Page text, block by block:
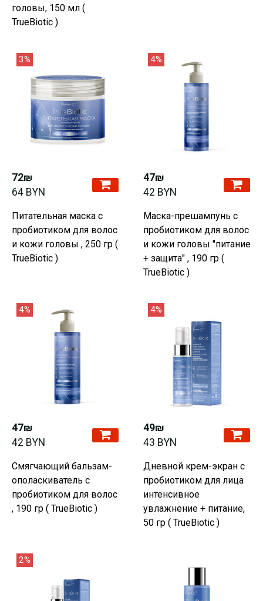
головы, 150 мл (
TrueBiotic )
3%
72₪
64 BYN
Питательная маска с
пробиотиком для волос
и кожи головы , 250 гр (
TrueBiotic )
4%
47₪
42 BYN
Маска-прешампунь с
пробиотиком для волос
и кожи головы "питание
+ защита" , 190 гр (
TrueBiotic )
4%
47₪
42 BYN
Смягчающий бальзам-
ополаскиватель с
пробиотиком для волос
, 190 гр ( TrueBiotic )
4%
49₪
43 BYN
Дневной крем-экран с
пробиотиком для лица
интенсивное
увлажнение + питание,
50 гр ( TrueBiotic )
2%